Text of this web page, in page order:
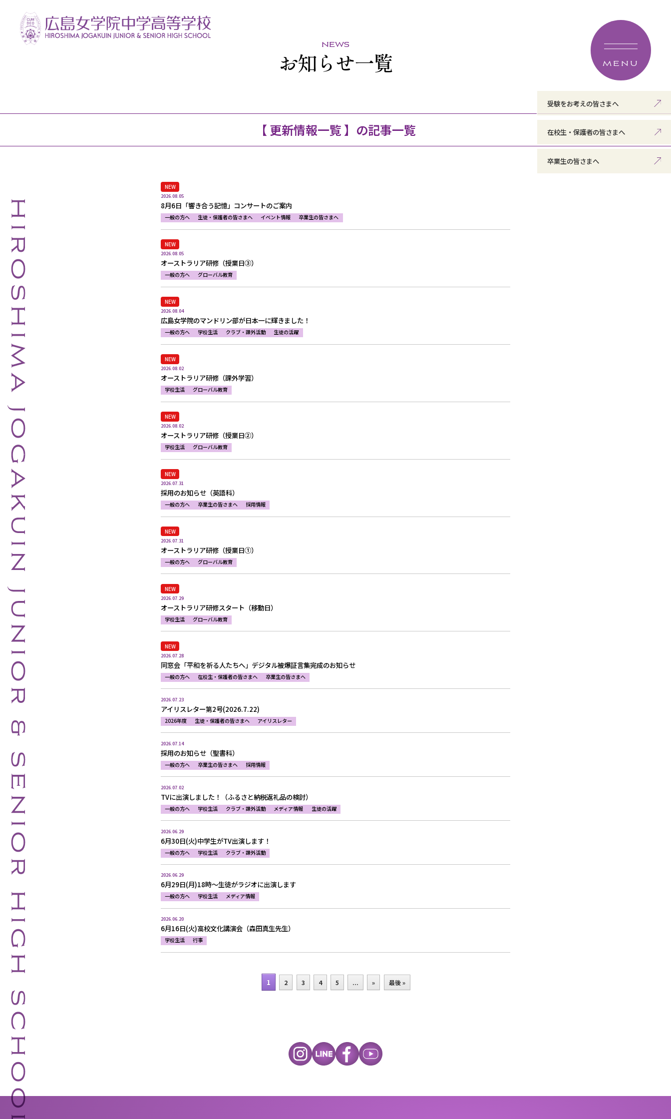
MENU
受験をお考えの皆さまへ
在校生・保護者の皆さまへ
卒業生の皆さまへ
news
お知らせ一覧
【 更新情報一覧 】の記事一覧
NEW
2026.08.05
8月6日「響き合う記憶」コンサートのご案内
一般の方へ 生徒・保護者の皆さまへ イベント情報 卒業生の皆さまへ
NEW
2026.08.05
オーストラリア研修（授業日③）
一般の方へ グローバル教育
NEW
2026.08.04
広島女学院のマンドリン部が日本一に輝きました！
一般の方へ 学校生活 クラブ・課外活動 生徒の活躍
NEW
2026.08.02
オーストラリア研修（課外学習）
学校生活 グローバル教育
NEW
2026.08.02
オーストラリア研修（授業日②）
学校生活 グローバル教育
NEW
2026.07.31
採用のお知らせ（英語科）
一般の方へ 卒業生の皆さまへ 採用情報
NEW
2026.07.31
オーストラリア研修（授業日①）
一般の方へ グローバル教育
NEW
2026.07.29
オーストラリア研修スタート（移動日）
学校生活 グローバル教育
NEW
2026.07.28
同窓会「平和を祈る人たちへ」デジタル被爆証言集完成のお知らせ
一般の方へ 在校生・保護者の皆さまへ 卒業生の皆さまへ
2026.07.23
アイリスレター第2号(2026.7.22)
2026年度 生徒・保護者の皆さまへ アイリスレター
2026.07.14
採用のお知らせ（聖書科）
一般の方へ 卒業生の皆さまへ 採用情報
2026.07.02
TVに出演しました！（ふるさと納税返礼品の検討）
一般の方へ 学校生活 クラブ・課外活動 メディア情報 生徒の活躍
2026.06.29
6月30日(火)中学生がTV出演します！
一般の方へ 学校生活 クラブ・課外活動
2026.06.29
6月29日(月)18時～生徒がラジオに出演します
一般の方へ 学校生活 メディア情報
2026.06.20
6月16日(火)高校文化講演会（森田真生先生）
学校生活 行事
1 2 3 4 5 ... » 最後 »